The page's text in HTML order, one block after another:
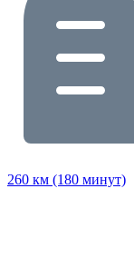
260 км (180 минут)